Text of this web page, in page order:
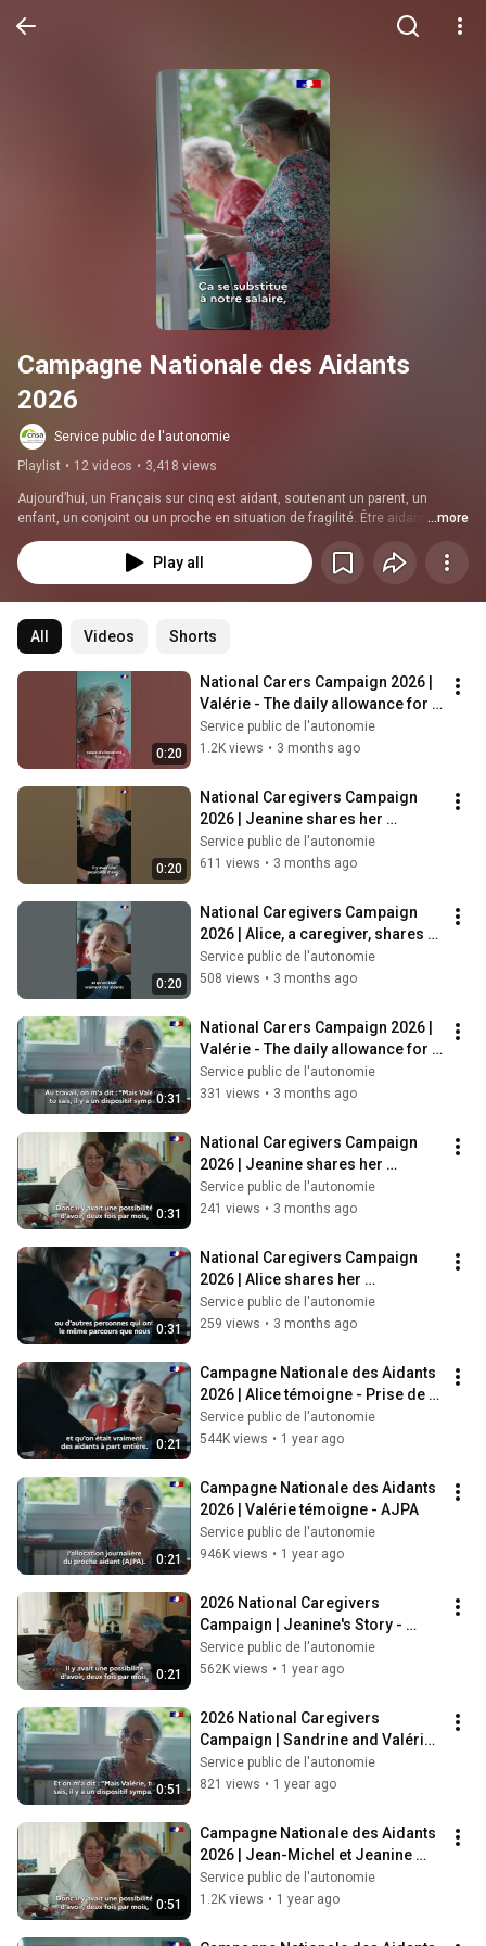
Campagne Nationale des Aidants
2026
Service public de l'autonomie
Playlist • 12 videos • 3,418 views
Aujourd’hui, un Français sur cinq est aidant, soutenant un parent, un
enfant, un conjoint ou un proche en situation de fragilité. Être aidant
signifie offrir un soutien non professionnel, régulier et fréquent à proche
âgé, malade, ou en situation de handicap.  Les aidants assument cette
responsabilité souvent en parallèle de leur vie professionnelle et/ou
...more
Play all
All Videos Shorts
0:20
National Carers Campaign 2026 |
Valérie - The daily allowance for
caregivers (AJPA)
Service public de l'autonomie
1.2K views • 3 months ago
0:20
National Caregivers Campaign
2026 | Jeanine shares her
experience with respite solutions
for care...
Service public de l'autonomie
611 views • 3 months ago
0:20
National Caregivers Campaign
2026 | Alice, a caregiver, shares
her story #caregivers
#independence
Service public de l'autonomie
508 views • 3 months ago
0:31
National Carers Campaign 2026 |
Valérie - The daily allowance for
caregivers (AJPA)
Service public de l'autonomie
331 views • 3 months ago
0:31
National Caregivers Campaign
2026 | Jeanine shares her
experience with respite solutions
for care...
Service public de l'autonomie
241 views • 3 months ago
0:31
National Caregivers Campaign
2026 | Alice shares her
experience of becoming aware of
being a care...
Service public de l'autonomie
259 views • 3 months ago
0:21
Campagne Nationale des Aidants
2026 | Alice témoigne - Prise de
conscience
Service public de l'autonomie
544K views • 1 year ago
0:21
Campagne Nationale des Aidants
2026 | Valérie témoigne - AJPA
Service public de l'autonomie
946K views • 1 year ago
0:21
2026 National Caregivers
Campaign | Jeanine's Story -
Support and Respite Platform
Service public de l'autonomie
562K views • 1 year ago
0:51
2026 National Caregivers
Campaign | Sandrine and Valérie
share their stories - AJPA (TV)
Service public de l'autonomie
821 views • 1 year ago
0:51
Campagne Nationale des Aidants
2026 | Jean-Michel et Jeanine
témoignent - PFR (TV)
Service public de l'autonomie
1.2K views • 1 year ago